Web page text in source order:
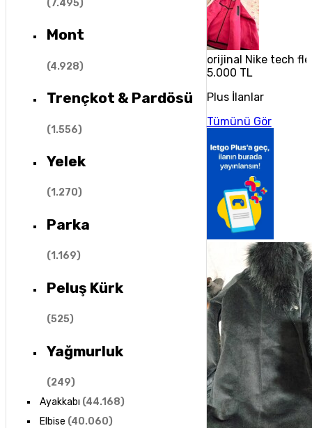
(7.495)
Mont
(4.928)
Trençkot & Pardösü
(1.556)
Yelek
(1.270)
Parka
(1.169)
Peluş Kürk
(525)
Yağmurluk
(249)
Ayakkabı (44.168)
Elbise (40.060)
orijinal Nike tech
5.000 TL
Plus İlanlar
Tümünü Gör